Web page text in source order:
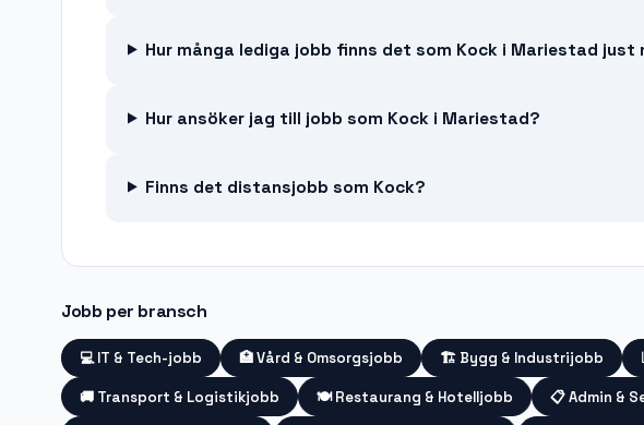
Hur många lediga jobb finns det som Kock i Mariestad just
Hur ansöker jag till jobb som Kock i Mariestad?
Finns det distansjobb som Kock?
Jobb per bransch
💻 IT & Tech-jobb 🏥Vård & Omsorgsjobb 🏗️ Bygg & Industrijobb
🚚 Transport & Logistikjobb 🍽️ Restaurang & Hotelljobb 📋Admin &